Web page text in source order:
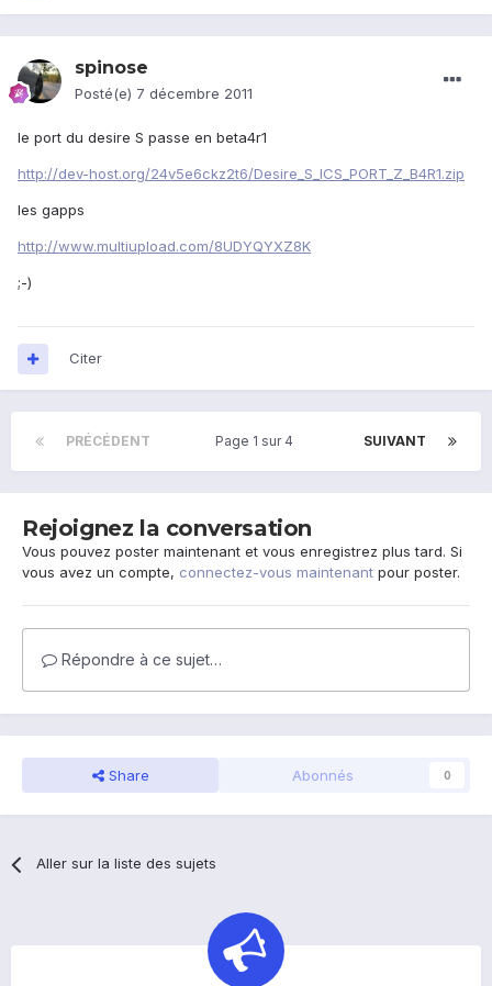
spinose
Posté(e) 7 décembre 2011
le port du desire S passe en beta4r1
http://dev-host.org/24v5e6ckz2t6/Desire_S_ICS_PORT_Z_B4R1.zip
les gapps
http://www.multiupload.com/8UDYQYXZ8K
;-)
Citer
PRÉCÉDENT SUIVANT
Page 1 sur 4
Rejoignez la conversation
Vous pouvez poster maintenant et vous enregistrez plus tard. Si
vous avez un compte, connectez-vous maintenant pour poster.
Répondre à ce sujet…
Share Abonnés 0
Aller sur la liste des sujets